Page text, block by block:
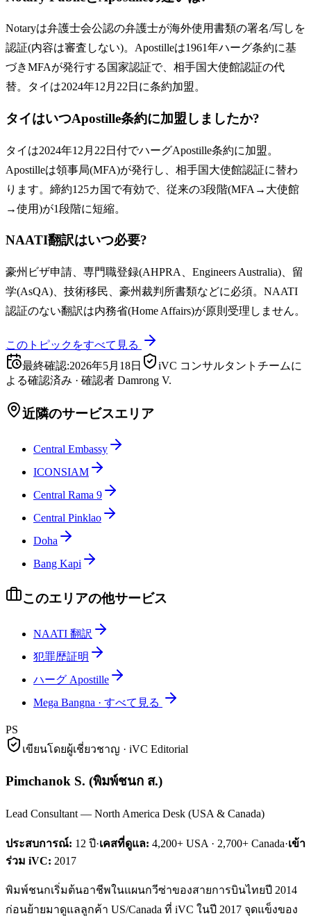
Notaryは弁護士会公認の弁護士が海外使用書類の署名/写しを
認証(内容は審査しない)。Apostilleは1961年ハーグ条約に基
づきMFAが発行する国家認証で、相手国大使館認証の代
替。タイは2024年12月22日に条約加盟。
タイはいつApostille条約に加盟しましたか?
タイは2024年12月22日付でハーグApostille条約に加盟。
Apostilleは領事局(MFA)が発行し、相手国大使館認証に替わ
ります。締約125カ国で有効で、従来の3段階(MFA→大使館
→使用)が1段階に短縮。
NAATI翻訳はいつ必要?
豪州ビザ申請、専門職登録(AHPRA、Engineers Australia)、留
学(AsQA)、技術移民、豪州裁判所書類などに必須。NAATI
認証のない翻訳は内務省(Home Affairs)が原則受理しません。
このトピックをすべて見る
最終確認:2026年5月18日
iVC コンサルタントチームに
よる確認済み · 確認者 Damrong V.
近隣のサービスエリア
Central Embassy
ICONSIAM
Central Rama 9
Central Pinklao
Doha
Bang Kapi
このエリアの他サービス
NAATI 翻訳
犯罪歴証明
ハーグ Apostille
Mega Bangna · すべて見る
PS
เขียนโดยผู้เชี่ยวชาญ · iVC Editorial
Pimchanok S. (พิมพ์ชนก ส.)
Lead Consultant — North America Desk (USA & Canada)
ประสบการณ์: 12 ปี·เคสที่ดูแล: 4,200+ USA · 2,700+ Canada·เข้า
ร่วม iVC: 2017
พิมพ์ชนกเริ่มต้นอาชีพในแผนกวีซ่าของสายการบินไทยปี 2014
ก่อนย้ายมาดูแลลูกค้า US/Canada ที่ iVC ในปี 2017 จุดแข็งของ